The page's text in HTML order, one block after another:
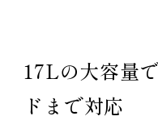
17Lの大容量
ドまで対応